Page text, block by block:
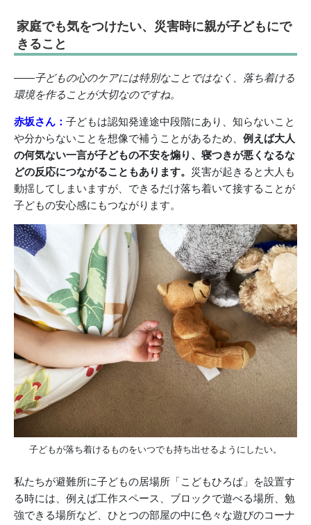
家庭でも気をつけたい、災害時に親が子どもにで
きること
――子どもの心のケアには特別なことではなく、落ち着ける
環境を作ることが大切なのですね。
赤坂さん： 子どもは認知発達途中段階にあり、知らないこと
や分からないことを想像で補うことがあるため、 例えば大人
の何気ない一言が子どもの不安を煽り、寝つきが悪くなるな
どの反応につながることもあります。 災害が起きると大人も
動揺してしまいますが、できるだけ落ち着いて接することが
子どもの安心感にもつながります。
子どもが落ち着けるものをいつでも持ち出せるようにしたい。
私たちが避難所に子どもの居場所「こどもひろば」を設置す
る時には、例えば工作スペース、ブロックで遊べる場所、勉
強できる場所など、ひとつの部屋の中に色々な遊びのコーナ